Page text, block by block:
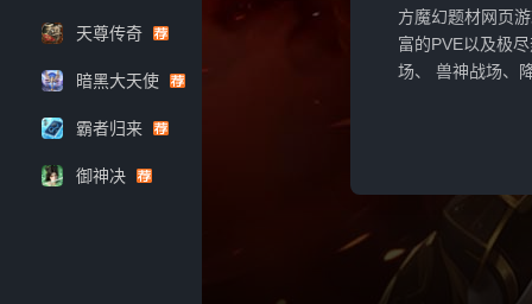
方魔幻题材网页
富的PVE以及极
场、 兽神战场、
天尊传奇
暗黑大天使
霸者归来
御神决